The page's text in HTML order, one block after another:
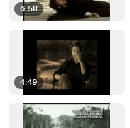
6:58
4:49